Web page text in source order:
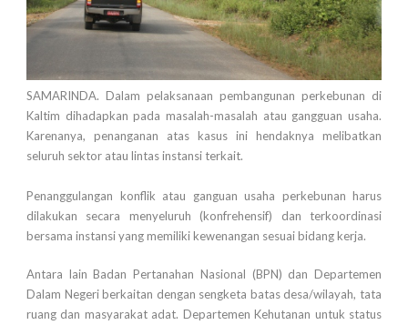
SAMARINDA. Dalam pelaksanaan pembangunan perkebunan di
Kaltim dihadapkan pada masalah-masalah atau gangguan usaha.
Karenanya, penanganan atas kasus ini hendaknya melibatkan
seluruh sektor atau lintas instansi terkait.
Penanggulangan konflik atau ganguan usaha perkebunan harus
dilakukan secara menyeluruh (konfrehensif) dan terkoordinasi
bersama instansi yang memiliki kewenangan sesuai bidang kerja.
Antara lain Badan Pertanahan Nasional (BPN) dan Departemen
Dalam Negeri berkaitan dengan sengketa batas desa/wilayah, tata
ruang dan masyarakat adat. Departemen Kehutanan untuk status